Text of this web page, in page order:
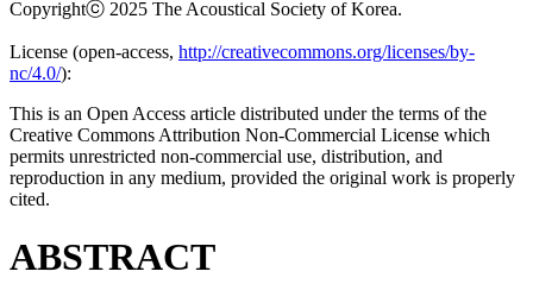
Copyrightⓒ 2025 The Acoustical Society of Korea.
License (open-access, http://creativecommons.org/licenses/by-
nc/4.0/):
This is an Open Access article distributed under the terms of the
Creative Commons Attribution Non-Commercial License which
permits unrestricted non-commercial use, distribution, and
reproduction in any medium, provided the original work is properly
cited.
ABSTRACT